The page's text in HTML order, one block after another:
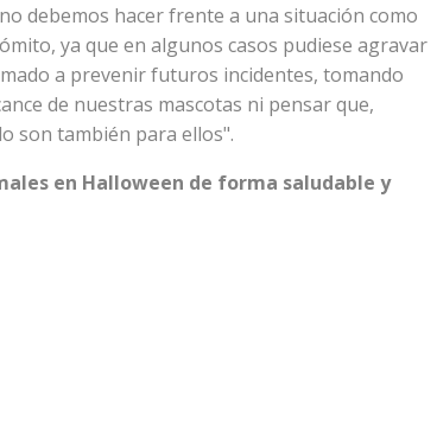
debemos hacer frente a una situación como
ya que en algunos casos pudiese agravar
a prevenir futuros incidentes, tomando
de nuestras mascotas ni pensar que,
son también para ellos".
en Halloween de forma saludable y